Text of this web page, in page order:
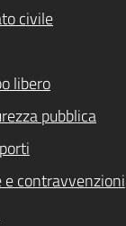
civile
libero
pubblica
e contravvenzioni